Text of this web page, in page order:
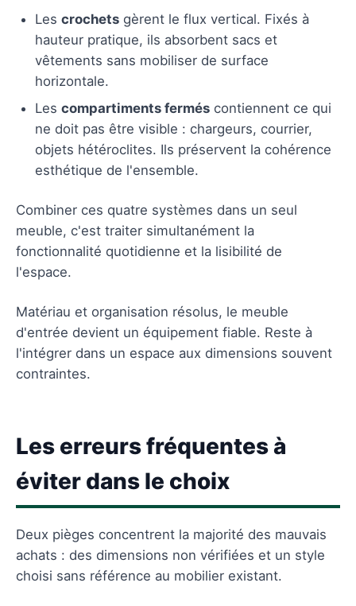
Les crochets gèrent le flux vertical. Fixés à
hauteur pratique, ils absorbent sacs et
vêtements sans mobiliser de surface
horizontale.
Les compartiments fermés contiennent ce qui
ne doit pas être visible : chargeurs, courrier,
objets hétéroclites. Ils préservent la cohérence
esthétique de l'ensemble.
Combiner ces quatre systèmes dans un seul
meuble, c'est traiter simultanément la
fonctionnalité quotidienne et la lisibilité de
l'espace.
Matériau et organisation résolus, le meuble
d'entrée devient un équipement fiable. Reste à
l'intégrer dans un espace aux dimensions souvent
contraintes.
Les erreurs fréquentes à
éviter dans le choix
Deux pièges concentrent la majorité des mauvais
achats : des dimensions non vérifiées et un style
choisi sans référence au mobilier existant.